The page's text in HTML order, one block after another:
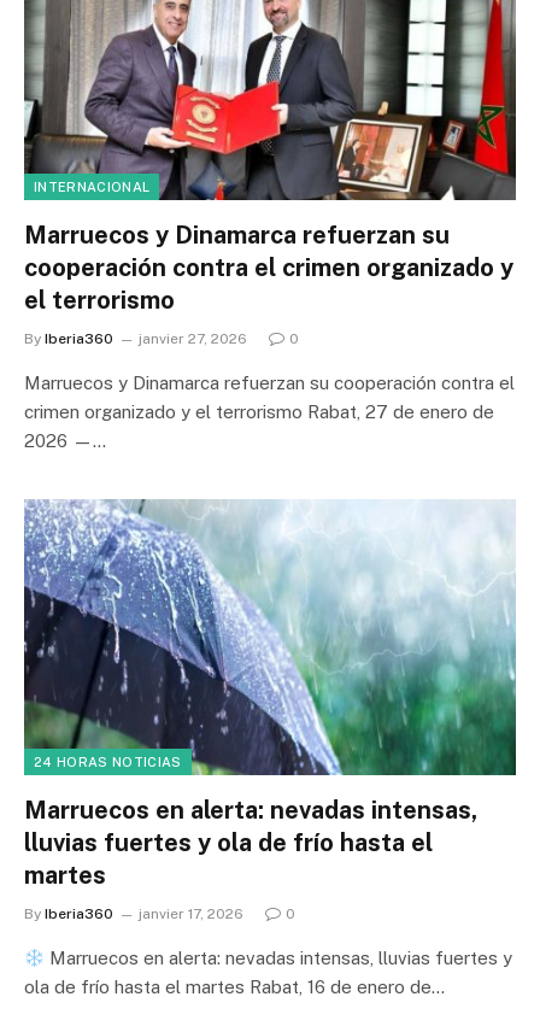
INTERNACIONAL
Marruecos y Dinamarca refuerzan su
cooperación contra el crimen organizado y
el terrorismo
By Iberia360 janvier 27, 2026 0
Marruecos y Dinamarca refuerzan su cooperación contra el
crimen organizado y el terrorismo Rabat, 27 de enero de
2026 —…
24 HORAS NOTICIAS
Marruecos en alerta: nevadas intensas,
lluvias fuertes y ola de frío hasta el
martes
By Iberia360 janvier 17, 2026 0
Marruecos en alerta: nevadas intensas, lluvias fuertes y
ola de frío hasta el martes Rabat, 16 de enero de…